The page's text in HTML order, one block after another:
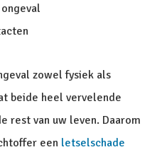
zowel fysiek als
beide heel vervelende
rest van uw leven. Daarom
een letselschade